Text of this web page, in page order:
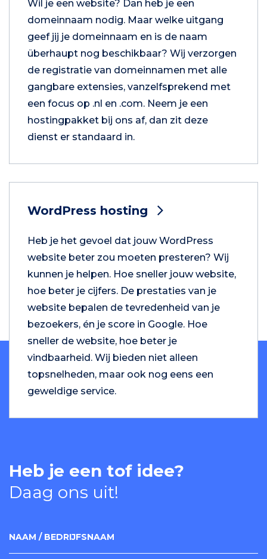
Wil je een website? Dan heb je een
domeinnaam nodig. Maar welke uitgang
geef jij je domeinnaam en is de naam
überhaupt nog beschikbaar? Wij verzorgen
de registratie van domeinnamen met alle
gangbare extensies, vanzelfsprekend met
een focus op .nl en .com. Neem je een
hostingpakket bij ons af, dan zit deze
dienst er standaard in.
WordPress hosting
Heb je het gevoel dat jouw WordPress
website beter zou moeten presteren? Wij
kunnen je helpen. Hoe sneller jouw website,
hoe beter je cijfers. De prestaties van je
website bepalen de tevredenheid van je
bezoekers, én je score in Google. Hoe
sneller de website, hoe beter je
vindbaarheid. Wij bieden niet alleen
topsnelheden, maar ook nog eens een
geweldige service.
Heb je een tof idee?
Daag ons uit!
NAAM / BEDRIJFSNAAM